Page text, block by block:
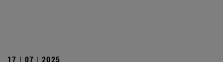
17 | 07 | 2025